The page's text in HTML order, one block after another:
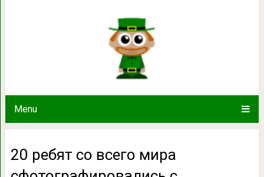
Menu
20 ребят со всего мира
которые они съедают
20 ребят со всего мира